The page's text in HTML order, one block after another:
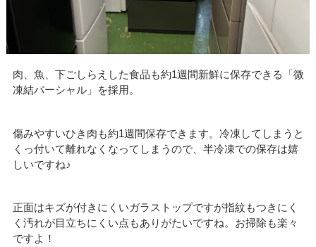
肉、魚、下ごしらえした食品も約1週間新鮮に保存できる「微
凍結パーシャル」を採用。
傷みやすいひき肉も約1週間保存できます。冷凍してしまうと
くっ付いて離れなくなってしまうので、半冷凍での保存は嬉
しいですね♪
正面はキズが付きにくいガラストップですが指紋もつきにく
く汚れが目立ちにくい点もありがたいですね。お掃除も楽々
ですよ！